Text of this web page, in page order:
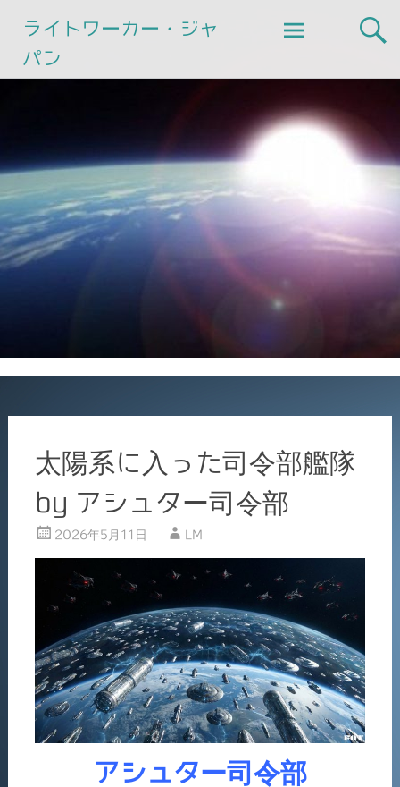
ライトワーカー・ジャ
パン
Skip
to
太陽系に入った司令部艦隊
by アシュター司令部
2026年5月11日 LM
アシュター司令部